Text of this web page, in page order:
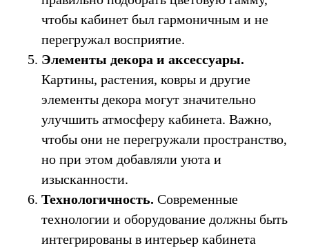
чтобы кабинет был гармоничным и не
перегружал восприятие.
Элементы декора и аксессуары.
Картины, растения, ковры и другие
элементы декора могут значительно
улучшить атмосферу кабинета. Важно,
чтобы они не перегружали пространство,
но при этом добавляли уюта и
изысканности.
Технологичность. Современные
технологии и оборудование должны быть
интегрированы в интерьер кабинета